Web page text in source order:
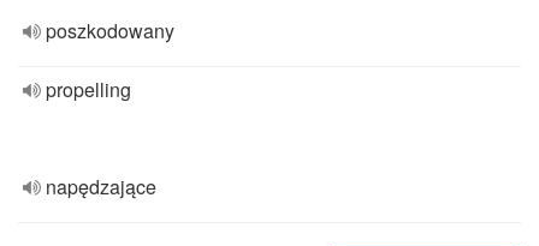
poszkodowany
propelling
napędzające